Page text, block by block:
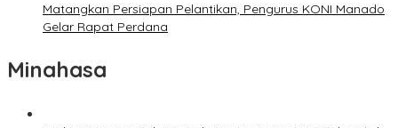
Matangkan Persiapan Pelantikan, Pengurus KONI Manado
Gelar Rapat Perdana
Minahasa